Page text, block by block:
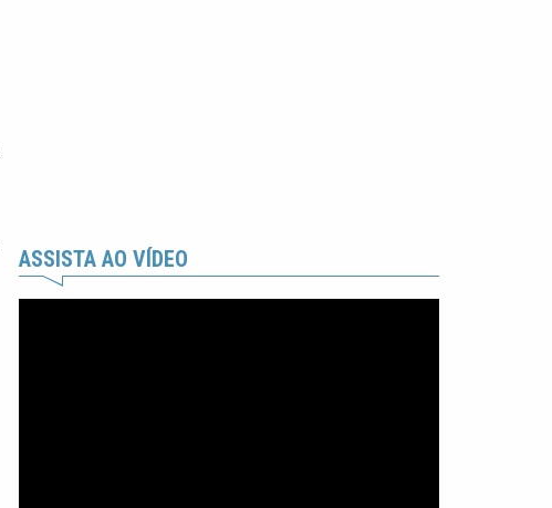
ASSISTA AO VÍDEO